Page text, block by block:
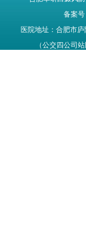
备案号
医院地址：合肥市
（公交四公司